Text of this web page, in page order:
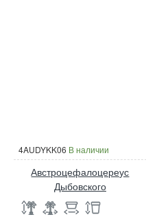
4AUDYKK06 В наличии
Австроцефалоцереус
Дыбовского